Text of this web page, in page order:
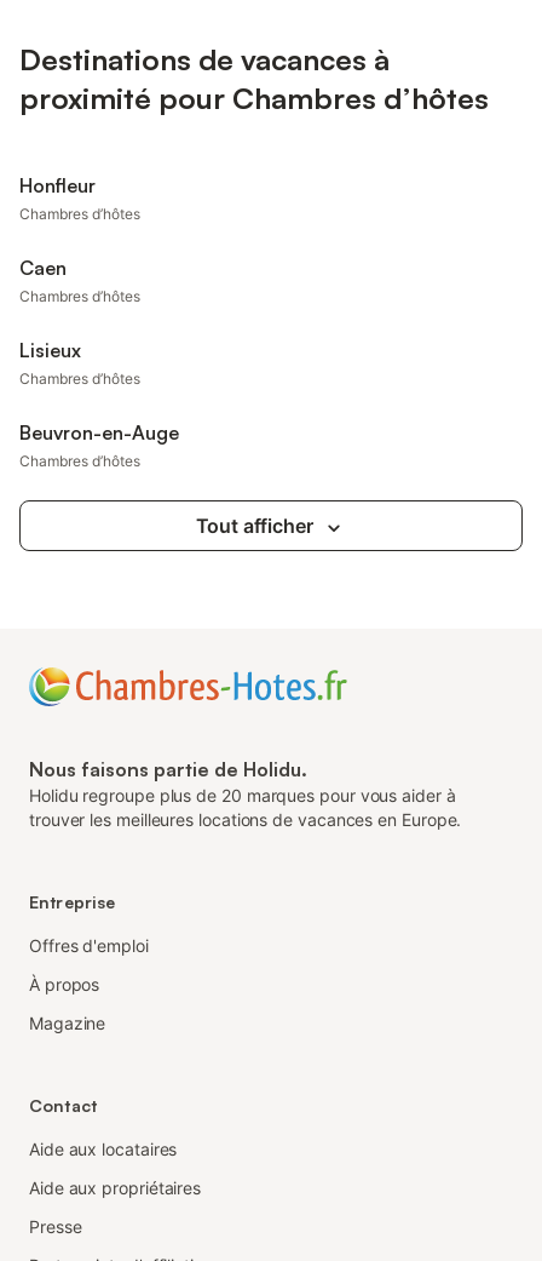
Destinations de vacances à
proximité pour Chambres d’hôtes
Honfleur
Chambres d’hôtes
Caen
Chambres d’hôtes
Lisieux
Chambres d’hôtes
Beuvron-en-Auge
Chambres d’hôtes
Tout afficher
Nous faisons partie de Holidu.
Holidu regroupe plus de 20 marques pour vous aider à
trouver les meilleures locations de vacances en Europe.
Entreprise
Offres d'emploi
À propos
Magazine
Contact
Aide aux locataires
Aide aux propriétaires
Presse